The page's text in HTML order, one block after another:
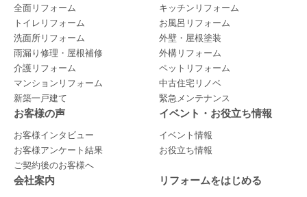
全面リフォーム
キッチンリフォーム
トイレリフォーム
お風呂リフォーム
洗面所リフォーム
外壁・屋根塗装
雨漏り修理・屋根補修
外構リフォーム
介護リフォーム
ペットリフォーム
マンションリフォーム
中古住宅リノベ
新築一戸建て
緊急メンテナンス
お客様の声
お客様インタビュー
お客様アンケート結果
ご契約後のお客様へ
イベント・お役立ち情報
イベント情報
お役立ち情報
会社案内 リフォームをはじめる